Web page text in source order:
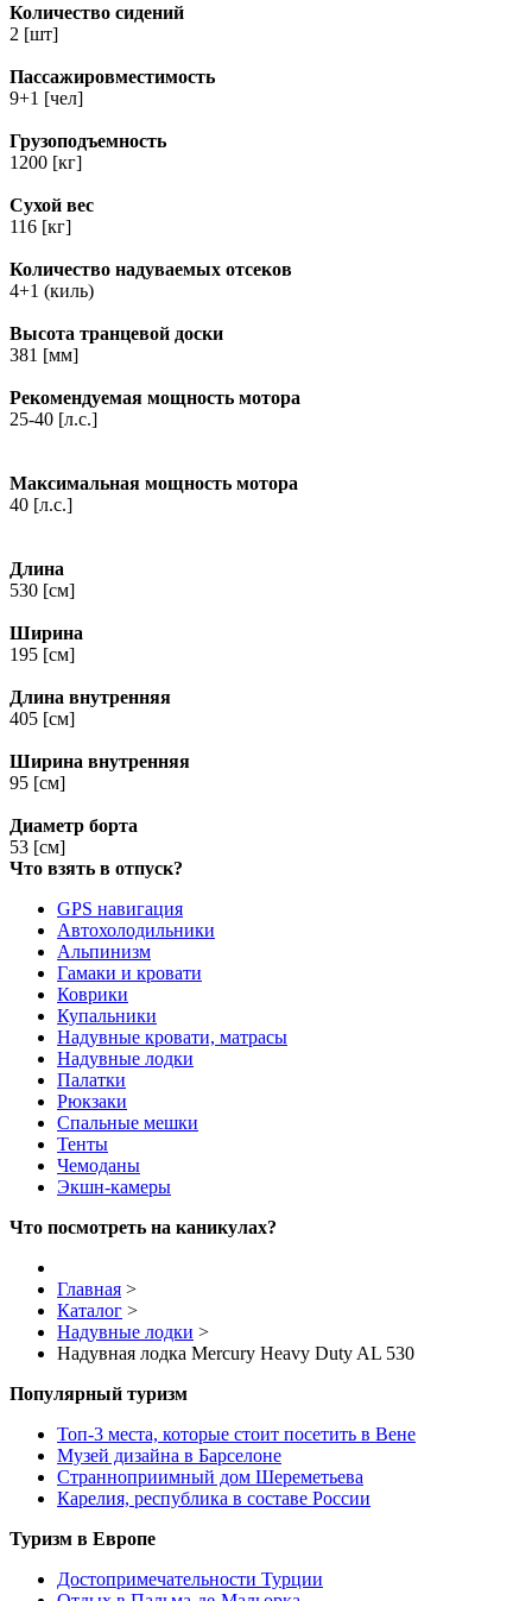
Количество сидений
2 [шт]
Пассажировместимость
9+1 [чел]
Грузоподъемность
1200 [кг]
Сухой вес
116 [кг]
Количество надуваемых отсеков
4+1 (киль)
Высота транцевой доски
381 [мм]
Рекомендуемая мощность мотора
25-40 [л.с.]
Максимальная мощность мотора
40 [л.с.]
Длина
530 [см]
Ширина
195 [см]
Длина внутренняя
405 [см]
Ширина внутренняя
95 [см]
Диаметр борта
53 [см]
Что взять в отпуск?
GPS навигация
Автохолодильники
Альпинизм
Гамаки и кровати
Коврики
Купальники
Надувные кровати, матрасы
Надувные лодки
Палатки
Рюкзаки
Спальные мешки
Тенты
Чемоданы
Экшн-камеры
Что посмотреть на каникулах?
Главная >
Каталог >
Надувные лодки >
Надувная лодка Mercury Heavy Duty AL 530
Популярный туризм
Топ-3 места, которые стоит посетить в Вене
Музей дизайна в Барселоне
Странноприимный дом Шереметьева
Карелия, республика в составе России
Туризм в Европе
Достопримечательности Турции